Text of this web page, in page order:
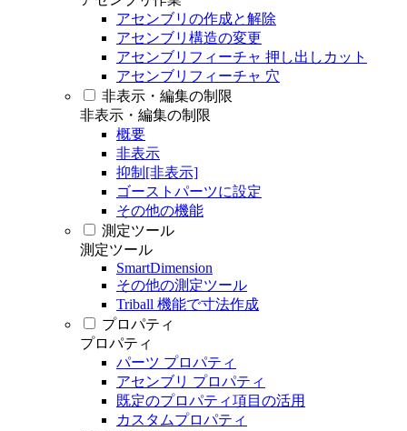
アセンブリの作成と解除
アセンブリ構造の変更
アセンブリフィーチャ 押し出しカット
アセンブリフィーチャ 穴
非表示・編集の制限
非表示・編集の制限
概要
非表示
抑制[非表示]
ゴーストパーツに設定
その他の機能
測定ツール
測定ツール
SmartDimension
その他の測定ツール
Triball 機能で寸法作成
プロパティ
プロパティ
パーツ プロパティ
アセンブリ プロパティ
既定のプロパティ項目の活用
カスタムプロパティ